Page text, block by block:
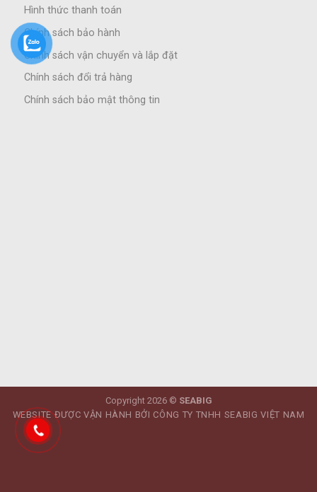
Hình thức thanh toán
Chính sách bảo hành
Chính sách vận chuyển và lắp đặt
Chính sách đổi trả hàng
Chính sách bảo mật thông tin
Copyright 2026 © SEABIG
WEBSITE ĐƯỢC VẬN HÀNH BỞI CÔNG TY TNHH SEABIG VIỆT NAM